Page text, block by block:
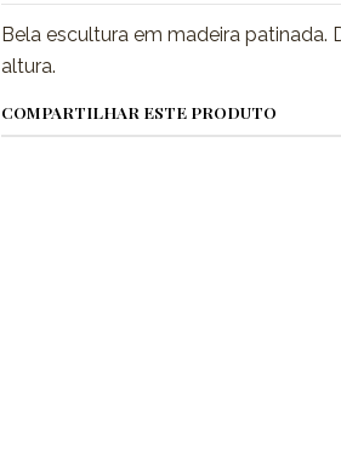
Bela escultura em madeira patinada.
altura.
COMPARTILHAR ESTE PRODUTO